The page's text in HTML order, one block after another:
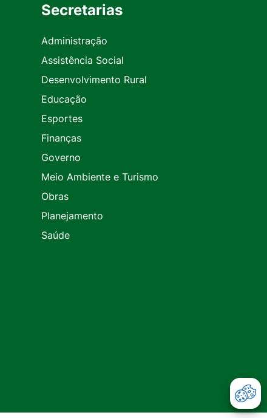
Secretarias
Administração
Assistência Social
Desenvolvimento Rural
Educação
Esportes
Finanças
Governo
Meio Ambiente e Turismo
Obras
Planejamento
Saúde